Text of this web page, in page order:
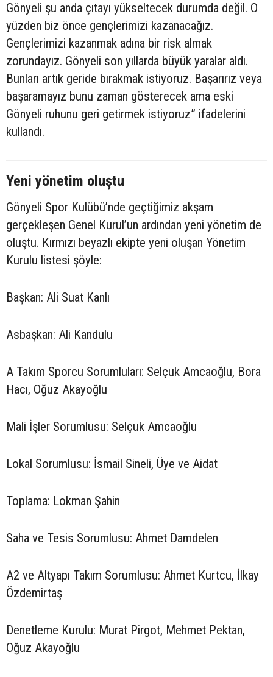
Gönyeli şu anda çıtayı yükseltecek durumda değil. O
yüzden biz önce gençlerimizi kazanacağız.
Gençlerimizi kazanmak adına bir risk almak
zorundayız. Gönyeli son yıllarda büyük yaralar aldı.
Bunları artık geride bırakmak istiyoruz. Başarırız veya
başaramayız bunu zaman gösterecek ama eski
Gönyeli ruhunu geri getirmek istiyoruz” ifadelerini
kullandı.
Yeni yönetim oluştu
Gönyeli Spor Kulübü’nde geçtiğimiz akşam
gerçekleşen Genel Kurul’un ardından yeni yönetim de
oluştu. Kırmızı beyazlı ekipte yeni oluşan Yönetim
Kurulu listesi şöyle:
Başkan: Ali Suat Kanlı
Asbaşkan: Ali Kandulu
A Takım Sporcu Sorumluları: Selçuk Amcaoğlu, Bora
Hacı, Oğuz Akayoğlu
Mali İşler Sorumlusu: Selçuk Amcaoğlu
Lokal Sorumlusu: İsmail Sineli, Üye ve Aidat
Toplama: Lokman Şahin
Saha ve Tesis Sorumlusu: Ahmet Damdelen
A2 ve Altyapı Takım Sorumlusu: Ahmet Kurtcu, İlkay
Özdemirtaş
Denetleme Kurulu: Murat Pirgot, Mehmet Pektan,
Oğuz Akayoğlu